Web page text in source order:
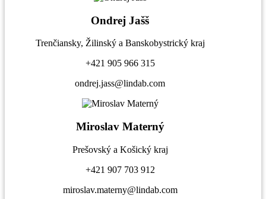
Ondrej Jašš
Trenčiansky, Žilinský a Banskobystrický kraj
+421 905 966 315
ondrej.jass@lindab.com
Miroslav Materný
Prešovský a Košický kraj
+421 907 703 912
miroslav.materny@lindab.com